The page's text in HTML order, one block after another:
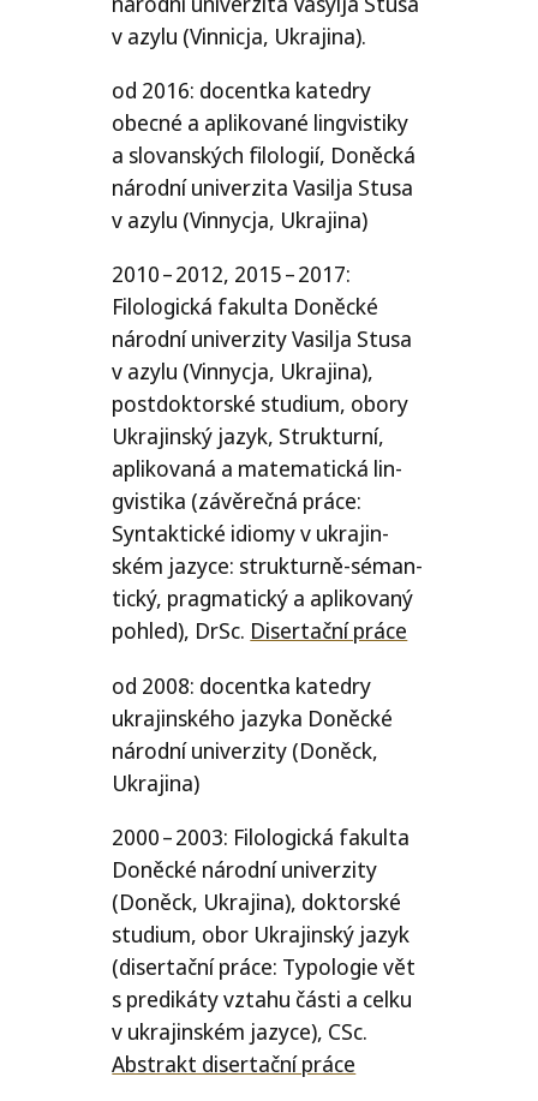
v azy­lu (Vinnicja, Ukrajina).
od 2016: docent­ka kated­ry
obec­né a apli­ko­va­né lin­gvis­ti­ky
a slo­van­ských filo­lo­gií, Doněcká
národ­ní uni­ver­zi­ta Vasilja Stusa
v azy­lu (Vinnycja, Ukrajina)
2010 – 2012, 2015 – 2017:
Filologická fakul­ta Doněcké
národ­ní uni­ver­zi­ty Vasilja Stusa
v azy­lu (Vinnycja, Ukrajina),
post­dok­tor­ské stu­di­um, obo­ry
Ukrajinský jazyk, Strukturní,
apli­ko­va­ná a mate­ma­tic­ká lin­
gvis­ti­ka (závě­reč­ná prá­ce:
Syntaktické idi­o­my v ukra­jin­
ském jazy­ce: struk­tur­ně-séman­
tic­ký, prag­ma­tic­ký a apli­ko­va­ný
pohled), DrSc. Disertační prá­ce
od 2008: docent­ka kated­ry
ukra­jin­ské­ho jazy­ka Doněcké
národ­ní uni­ver­zi­ty (Doněck,
Ukrajina)
2000 – 2003: Filologická fakul­ta
Doněcké národ­ní uni­ver­zi­ty
(Doněck, Ukrajina), dok­tor­ské
stu­di­um, obor Ukrajinský jazyk
(diser­tač­ní prá­ce: Typologie vět
s pre­di­ká­ty vzta­hu čás­ti a cel­ku
v ukra­jin­ském jazy­ce), CSc.
Abstrakt diser­tač­ní práce